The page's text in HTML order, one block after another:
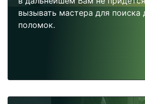
вызывать мастера для поиска
поломок.